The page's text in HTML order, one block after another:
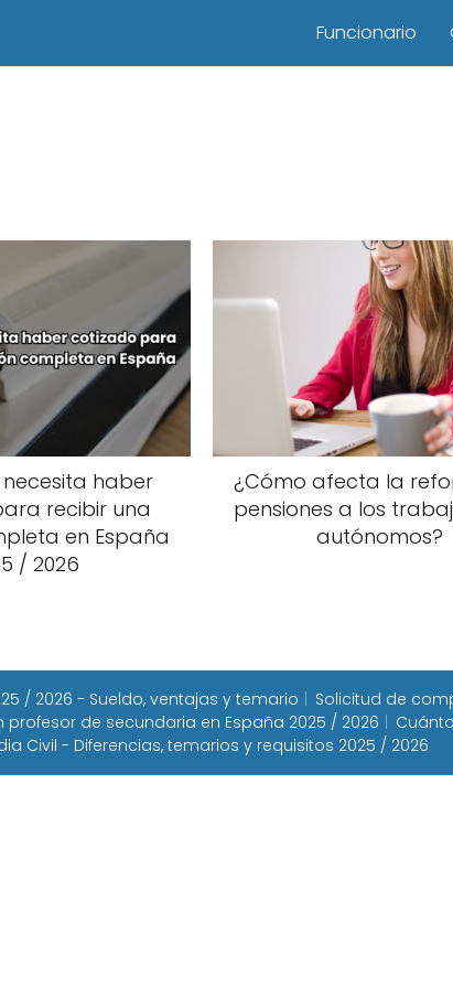
Funcionario
haber
recibir una
en España
/ 2026
¿Cómo afecta la
pensiones a los
autónomos?
/ 2026 - Sueldo, ventajas y temario
Solicitud de
de secundaria en España 2025 / 2026
Civil - Diferencias, temarios y requisitos 2025 / 2026